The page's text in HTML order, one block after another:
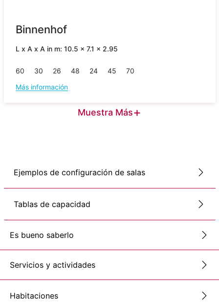
Binnenhof
L x A x A in m: 10.5 x 7.1 x 2.95
60 30 26 48 24 45
70
Más información
Muestra Más+
Ejemplos de configuración de salas
Tablas de capacidad
Es bueno saberlo
Servicios y actividades
Habitaciones